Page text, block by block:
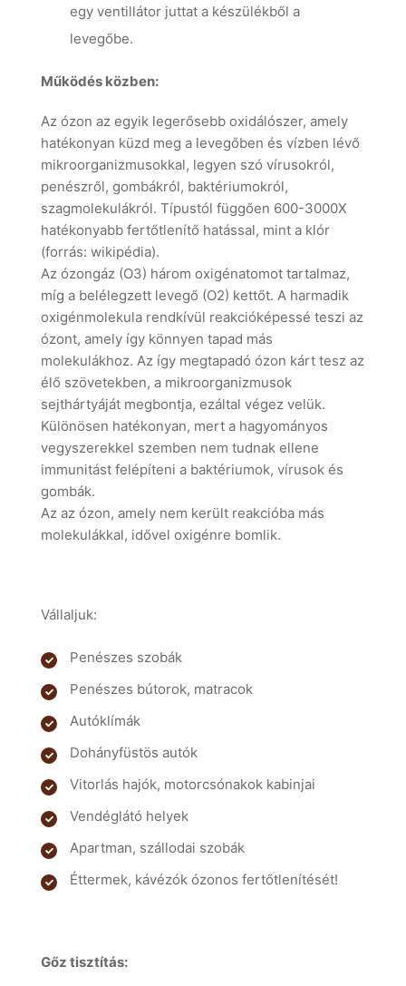
egy ventillátor juttat a készülékből a
levegőbe.
Működés közben:
Az ózon az egyik legerősebb oxidálószer, amely
hatékonyan küzd meg a levegőben és vízben lévő
mikroorganizmusokkal, legyen szó vírusokról,
penészről, gombákról, baktériumokról,
szagmolekulákról. Típustól függően 600-3000X
hatékonyabb fertőtlenítő hatással, mint a klór
(forrás: wikipédia).
Az ózongáz (O3) három oxigénatomot tartalmaz,
míg a belélegzett levegő (O2) kettőt. A harmadik
oxigénmolekula rendkívül reakcióképessé teszi az
ózont, amely így könnyen tapad más
molekulákhoz. Az így megtapadó ózon kárt tesz az
élő szövetekben, a mikroorganizmusok
sejthártyáját megbontja, ezáltal végez velük.
Különösen hatékonyan, mert a hagyományos
vegyszerekkel szemben nem tudnak ellene
immunitást felépíteni a baktériumok, vírusok és
gombák.
Az az ózon, amely nem került reakcióba más
molekulákkal, idővel oxigénre bomlik.
Vállaljuk:
Penészes szobák
Penészes bútorok, matracok
Autóklímák
Dohányfüstös autók
Vitorlás hajók, motorcsónakok kabinjai
Vendéglátó helyek
Apartman, szállodai szobák
Éttermek, kávézók ózonos fertőtlenítését!
Gőz tisztítás: